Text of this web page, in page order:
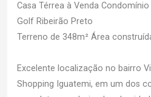
Casa Térrea à Venda
Golf Ribeirão Preto
Terreno de 348m² Área
Excelente localização no bairro
Shopping Iguatemi, em um dos